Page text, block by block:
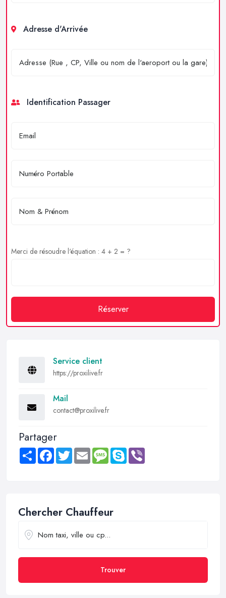
Adresse d'Arrivée
Identification Passager
Merci de résoudre l'équation : 4 + 2 = ?
Réserver
Service client
https://proxilive.fr
Mail
contact@proxilive.fr
Partager
Share FacebookTwitter Email MessageSkype
Chercher Chauffeur
Trouver